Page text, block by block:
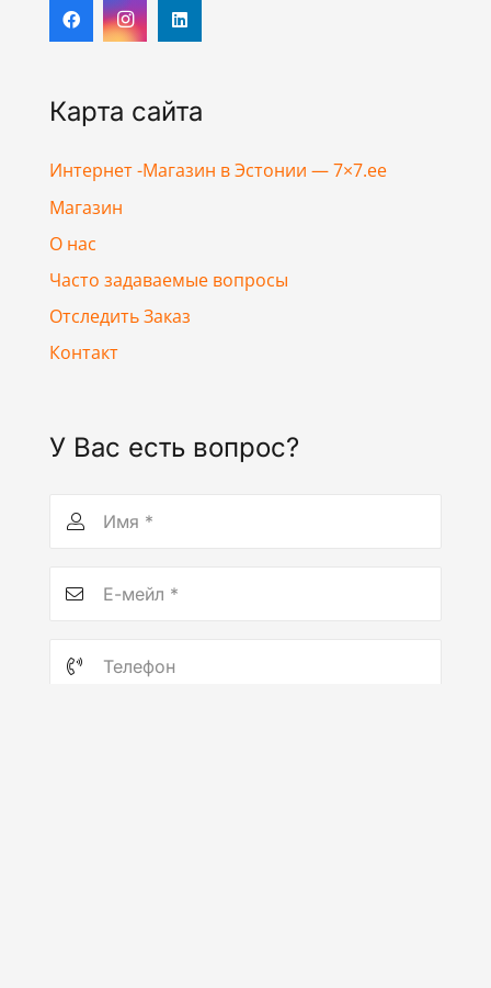
Карта сайта
Интернет -Магазин в Эстонии — 7×7.ee
Магазин
О нас
Часто задаваемые вопросы
Отследить Заказ
Контакт
У Вас есть вопрос?